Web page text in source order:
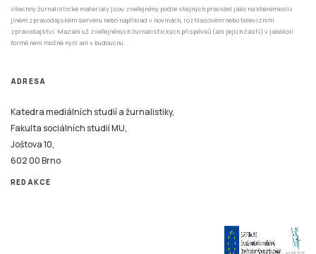
Všechny žurnalistické materiály jsou zveřejněny podle stejných pravidel jako na kterémkoliv
jiném zpravodajském serveru nebo například v novinách, rozhlasovém nebo televizním
zpravodajství. Mazání už zveřejněných žurnalistických příspěvků (ani jejich částí) v jakékoli
formě není možné nyní ani v budoucnu.
ADRESA
Katedra mediálních studií a žurnalistiky,
Fakulta sociálních studií MU,
Joštova 10,
602 00 Brno
REDAKCE